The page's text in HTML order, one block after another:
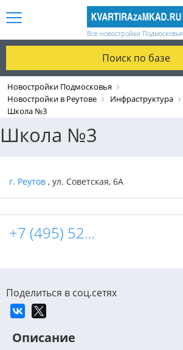
Все новостройки Подмосковья
Поиск по базе
Новостройки Подмосковья
Новостройки в Реутове
Инфраструктура
Школа №3
Школа №3
г. Реутов , ул. Советская, 6А
+7 (495) 528-77-02
Поделиться в соц.сетях
Описание